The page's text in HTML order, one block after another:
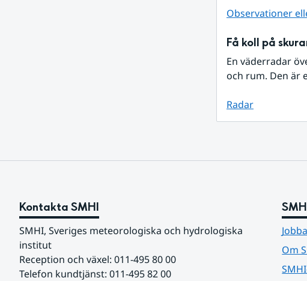
Observationer
Få koll på
En väderradar
och rum. Den är
Radar
Kontakta SMHI
SMHI, Sveriges meteorologiska och hydrologiska
institut
Reception och växel: 011-495 80 00
Telefon kundtjänst: 011-495 82 00
Om